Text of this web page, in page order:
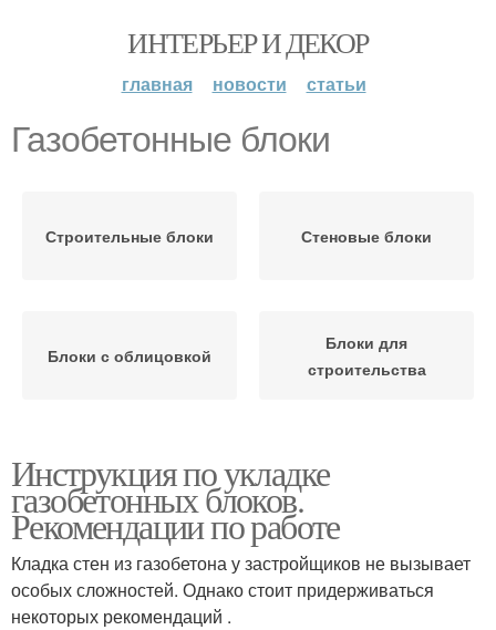
ИНТЕРЬЕР И ДЕКОР
главная новости статьи
Газобетонные блоки
Строительные блоки Стеновые блоки
Блоки с облицовкой
Блоки для
строительства
Инструкция по укладке
газобетонных блоков.
Рекомендации по работе
Кладка стен из газобетона у застройщиков не вызывает
особых сложностей. Однако стоит придерживаться
некоторых рекомендаций .